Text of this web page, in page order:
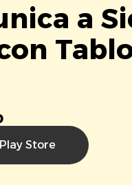
a
Play Store